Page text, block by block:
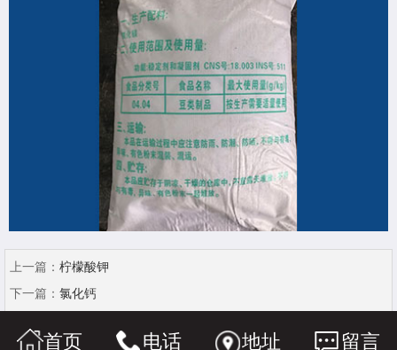
上一篇： 柠檬酸钾
下一篇： 氯化钙
首页 电话 地址 留言